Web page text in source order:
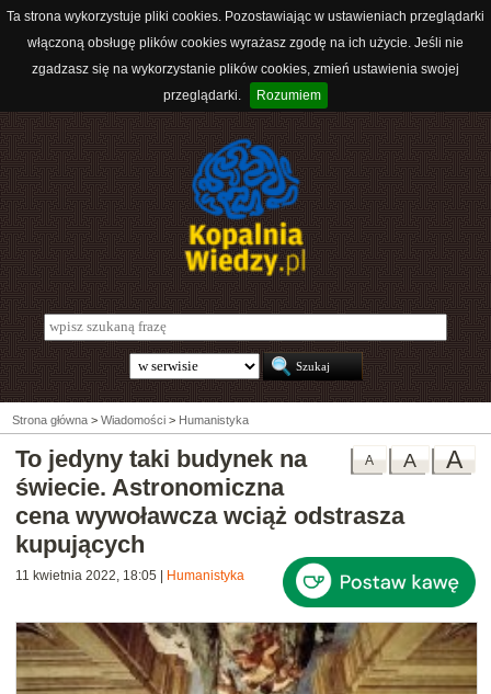
Ta strona wykorzystuje pliki cookies. Pozostawiając w ustawieniach przeglądarki
włączoną obsługę plików cookies wyrażasz zgodę na ich użycie. Jeśli nie
zgadzasz się na wykorzystanie plików cookies, zmień ustawienia swojej
przeglądarki.
Rozumiem
Strona główna > Wiadomości > Humanistyka
A
A
A
To jedyny taki budynek na
świecie. Astronomiczna
cena wywoławcza wciąż odstrasza
kupujących
11 kwietnia 2022, 18:05 Humanistyka